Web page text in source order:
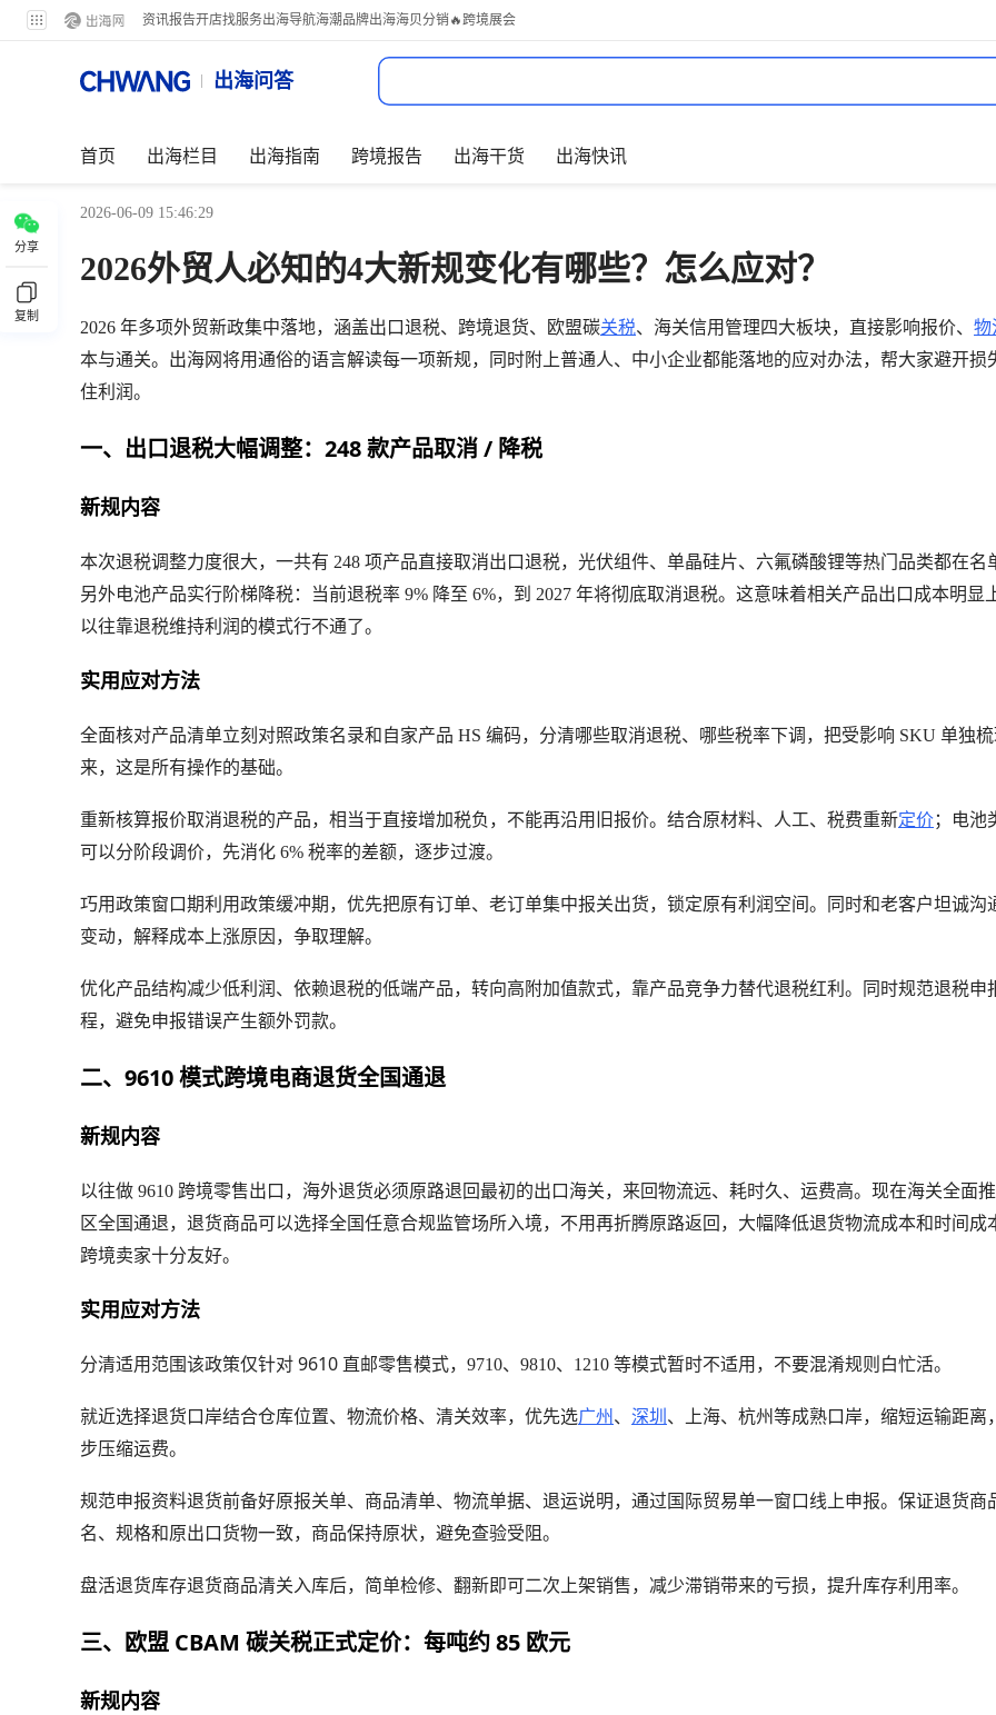
资讯报告开店找服务出海导航海潮品牌出海海贝分销 🔥跨境展会
出海问答
首页 出海栏目 出海指南 跨境报告 出海干货 出海快讯
分享
复制
2026-06-09 15:46:29
2026外贸人必知的4大新规变化有哪些？怎么应对？
2026 年多项外贸新政集中落地，涵盖出口退税、跨境退货、欧盟碳关税、海关信用管理四大板块，直接影响报价、 物
本与通关。出海网将用通俗的语言解读每一项新规，同时附上普通人、中小企业都能落地的应对办法，帮大家避开损
住利润。
一、出口退税大幅调整：248 款产品取消 / 降税
新规内容
本次退税调整力度很大，一共有 248 项产品直接取消出口退税， 光伏组件、单晶硅片、六氟磷酸锂等热门品类都在名
另外电池产品实行阶梯降税：当前退税率 9% 降至 6%，到 2027 年将彻底取消退税。这意味着相关产品出口成本明显
以往靠退税维持利润的模式行不通了。
实用应对方法
全面核对产品清单立刻对照政策名录和自家产品 HS 编码，分清哪些取消退税、哪些税率下调，把受影响 SKU 单独
来，这是所有操作的基础。
重新核算报价取消退税的产品，相当于直接增加税负，不能再沿用旧报价。结合原材料、人工、税费重新定价；电池
可以分阶段调价，先消化 6% 税率的差额，逐步过渡。
巧用政策窗口期利用政策缓冲期，优先把原有订单、老订单集中报关出货，锁定原有利润空间。同时和老客户坦诚沟
变动，解释成本上涨原因，争取理解。
优化产品结构减少低利润、依赖退税的低端产品，转向高附加值款式，靠产品竞争力替代退税红利。同时规范退税申
程，避免申报错误产生额外罚款。
二、9610 模式跨境电商退货全国通退
新规内容
以往做 9610 跨境零售出口，海外退货必须原路退回最初的出口海关，来回物流远、耗时久、运费高。现在海关全面
区全国通退，退货商品可以选择全国任意合规监管场所入境，不用再折腾原路返回，大幅降低退货物流成本和时间成
跨境卖家十分友好。
实用应对方法
分清适用范围该政策仅针对 9610 直邮零售模式，9710、9810、1210 等模式暂时不适用，不要混淆规则白忙活。
就近选择退货口岸结合仓库位置、物流价格、清关效率，优先选广州 、 深圳 、上海、杭州等成熟口岸，缩短运输距离
步压缩运费。
规范申报资料退货前备好原报关单、商品清单、物流单据、退运说明，通过国际贸易单一窗口线上申报。保证退货商
名、规格和原出口货物一致，商品保持原状，避免查验受阻。
盘活退货库存退货商品清关入库后，简单检修、翻新即可二次上架销售，减少滞销带来的亏损，提升库存利用率。
三、欧盟 CBAM 碳关税正式定价：每吨约 85 欧元
新规内容